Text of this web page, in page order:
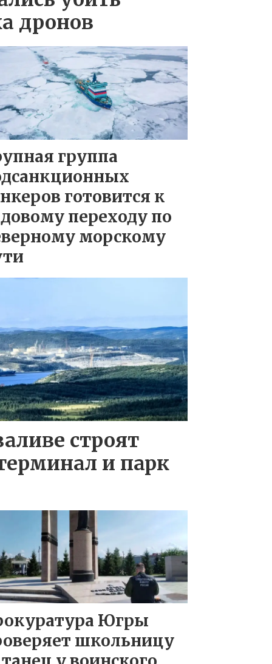
дронов
группа
готовится к
переходу по
морскому
строят
и парк
Югры
школьницу